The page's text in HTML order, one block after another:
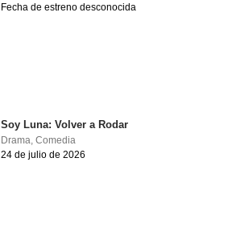
Fecha de estreno desconocida
Soy Luna: Volver a Rodar
Drama,Comedia
24 de julio de 2026